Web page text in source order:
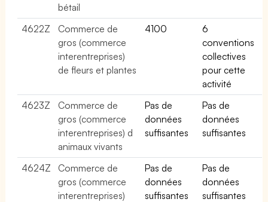
bétail
4622Z
Commerce de
gros (commerce
interentreprises)
de fleurs et plantes
4100
6
conventions
collectives
pour cette
activité
4623Z
Commerce de
gros (commerce
interentreprises) d
animaux vivants
Pas de
données
suffisantes
Pas de
données
suffisantes
4624Z
Commerce de
gros (commerce
interentreprises)
Pas de
données
suffisantes
Pas de
données
suffisantes